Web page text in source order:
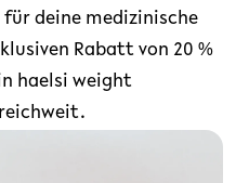
deine medizinische
Rabatt von 20 %
haelsi weight